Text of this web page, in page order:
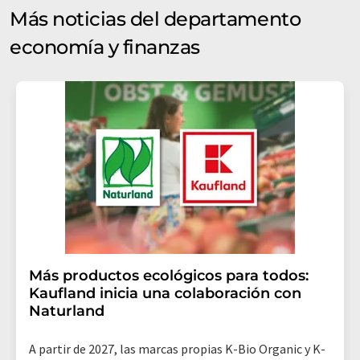
Más noticias del departamento
economía y finanzas
Más productos ecológicos para todos:
Kaufland inicia una colaboración con
Naturland
A partir de 2027, las marcas propias K-Bio Organic y K-